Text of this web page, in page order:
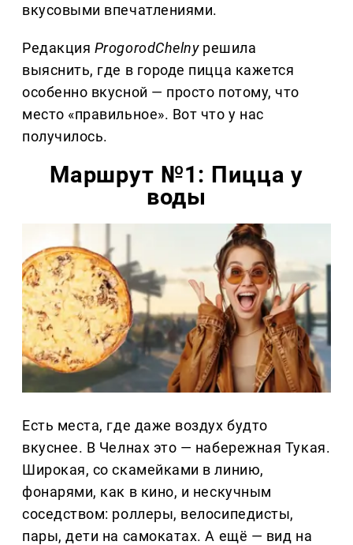
вкусовыми впечатлениями.
Редакция ProgorodChelnyрешила
выяснить, где в городе пицца кажется
особенно вкусной — просто потому, что
место «правильное». Вот что у нас
получилось.
Маршрут №1: Пицца у
воды
Есть места, где даже воздух будто
вкуснее. В Челнах это — набережная Тукая.
Широкая, со скамейками в линию,
фонарями, как в кино, и нескучным
соседством: роллеры, велосипедисты,
пары, дети на самокатах. А ещё — вид на